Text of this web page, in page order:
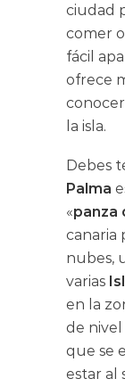
ciudad
comer
fácil
ofrece
la isla.
Debes
Palma
«panza
canaria
nubes,
varias
en la
de nivel
que se
estar al